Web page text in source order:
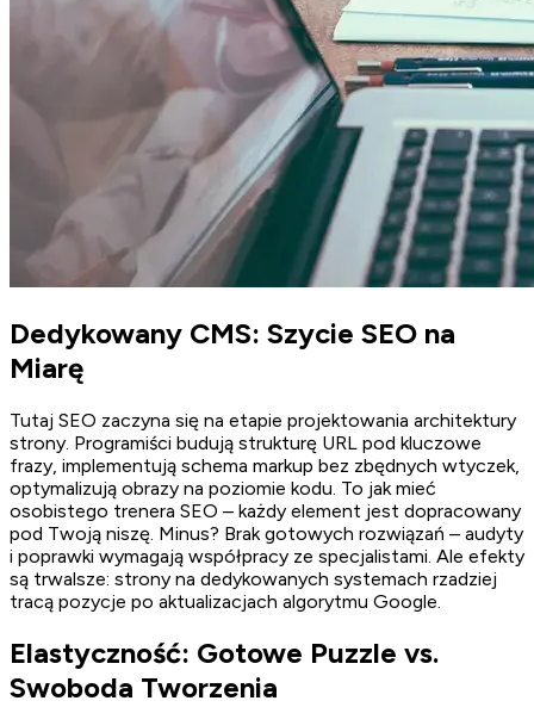
Dedykowany CMS: Szycie SEO na
Miarę
Tutaj SEO zaczyna się na etapie projektowania architektury
strony. Programiści budują strukturę URL pod kluczowe
frazy, implementują schema markup bez zbędnych wtyczek,
optymalizują obrazy na poziomie kodu. To jak mieć
osobistego trenera SEO – każdy element jest dopracowany
pod Twoją niszę. Minus? Brak gotowych rozwiązań – audyty
i poprawki wymagają współpracy ze specjalistami. Ale efekty
są trwalsze: strony na dedykowanych systemach rzadziej
tracą pozycje po aktualizacjach algorytmu Google.
Elastyczność: Gotowe Puzzle vs.
Swoboda Tworzenia